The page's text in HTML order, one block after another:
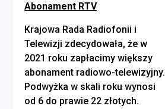
Abonament RTV
Krajowa Rada Radiofonii i
Telewizji zdecydowała, że w
2021 roku zapłacimy większy
abonament radiowo-telewizyjny.
Podwyżka w skali roku wynosi
od 6 do prawie 22 złotych.